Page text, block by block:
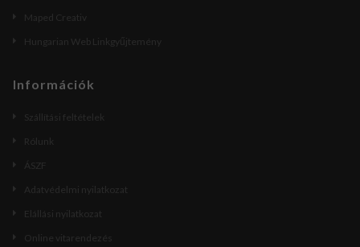
Maped Creativ
Hungarian Web Linkgyűjtemény
Információk
Szállítási feltételek
Rólunk
ÁSZF
Adatvédelmi nyilatkozat
Elállási nyilatkozat
Online vitarendezés